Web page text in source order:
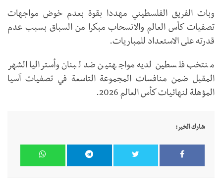
وبات الفريق الفلسطيني مهددا بقوة بعدم خوض مواجهات
تصفيات كأس العالم والانسحاب مبكرا من السباق بسبب عدم
قدرته على الاستعداد للمباريات.
منتخب فلسطين لديه مواجهتين ضد لبنان وأستراليا الشهر
المقبل ضمن منافسات المجموعة التاسعة في تصفيات آسيا
المؤهلة لنهائيات كأس العالم 2026.
شارك الخبر: